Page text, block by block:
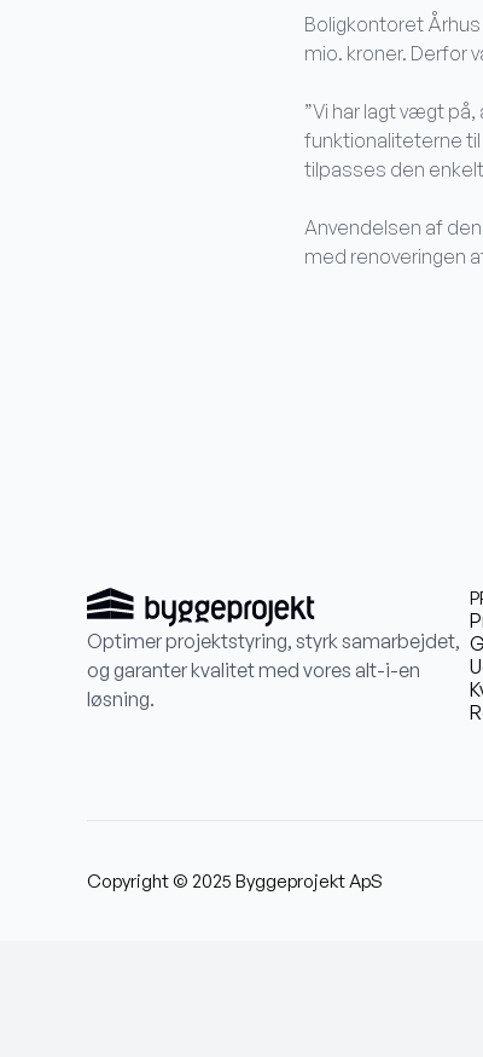
Boligkontoret
mio. kroner. Derfor
”Vi har lagt vægt
funktionaliteterne til
tilpasses den
Anvendelsen af
med renoveringen
Optimer projektstyring, styrk samarbejdet,
og garanter kvalitet med vores alt-i-en
løsning.
Copyright © 2025 Byggeprojekt ApS